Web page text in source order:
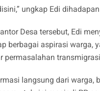
ungkap Edi
Desa tersebut, Edi
berbagai aspirasi warga,
langsung dari warga,